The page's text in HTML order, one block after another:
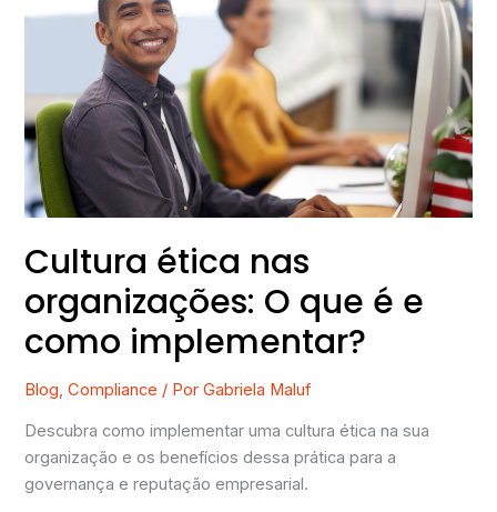
Cultura ética nas
organizações: O que é e
como implementar?
Blog,Compliance / PorGabriela Maluf
Descubra como implementar uma cultura ética na sua
organização e os benefícios dessa prática para a
governança e reputação empresarial.
organizações:
que
é
e
como
implementar?